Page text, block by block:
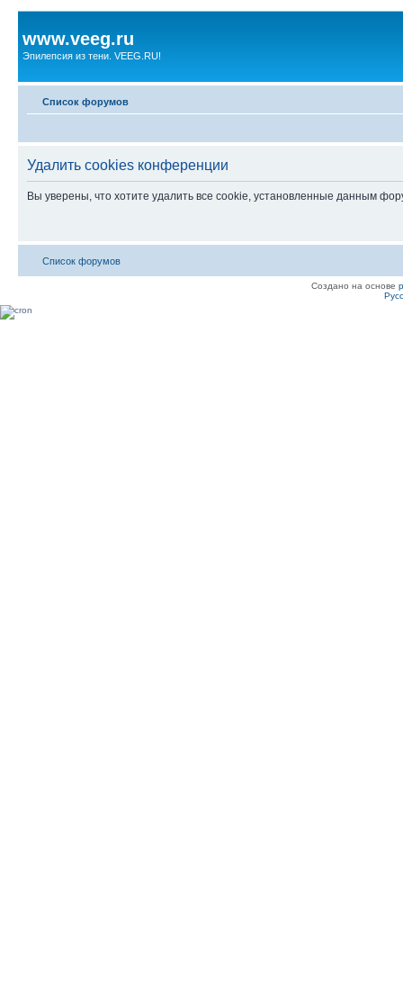
www.veeg.ru
Эпилепсия из тени. VEEG.RU!
Список форумов
Удалить cookies конференции
Вы уверены, что хотите удалить все cookie, установленные данным
Список форумов
Создано на основе